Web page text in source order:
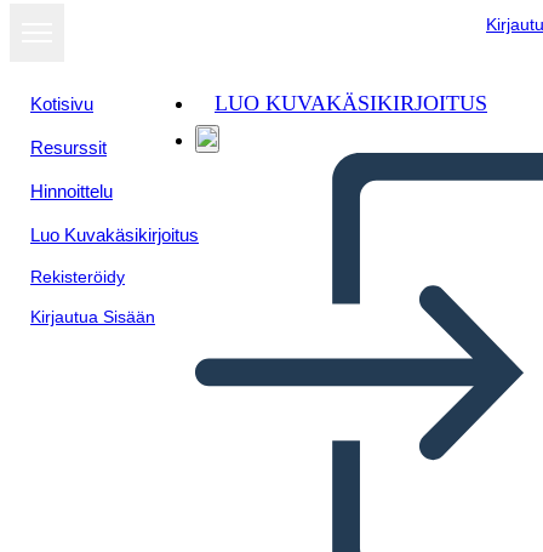
Kotisivu
Resurssit
Hinnoittelu
Luo Kuvakäsikirjoitus
Rekisteröidy
Kirjautua Sisään
LUO KUVAKÄSIKIRJOITUS